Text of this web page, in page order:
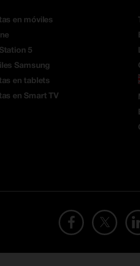
en móviles
5
Samsung
en tablets
en Smart TV